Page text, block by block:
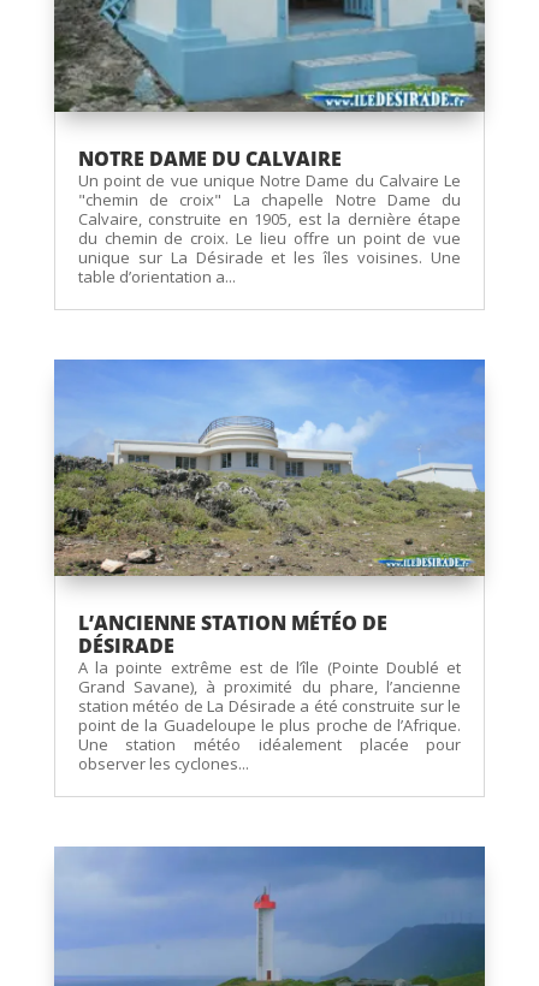
NOTRE DAME DU CALVAIRE
Un point de vue unique Notre Dame du Calvaire Le
"chemin de croix" La chapelle Notre Dame du
Calvaire, construite en 1905, est la dernière étape
du chemin de croix. Le lieu offre un point de vue
unique sur La Désirade et les îles voisines. Une
table d’orientation a...
L’ANCIENNE STATION MÉTÉO DE
DÉSIRADE
A la pointe extrême est de l’île (Pointe Doublé et
Grand Savane), à proximité du phare, l’ancienne
station météo de La Désirade a été construite sur le
point de la Guadeloupe le plus proche de l’Afrique.
Une station météo idéalement placée pour
observer les cyclones...